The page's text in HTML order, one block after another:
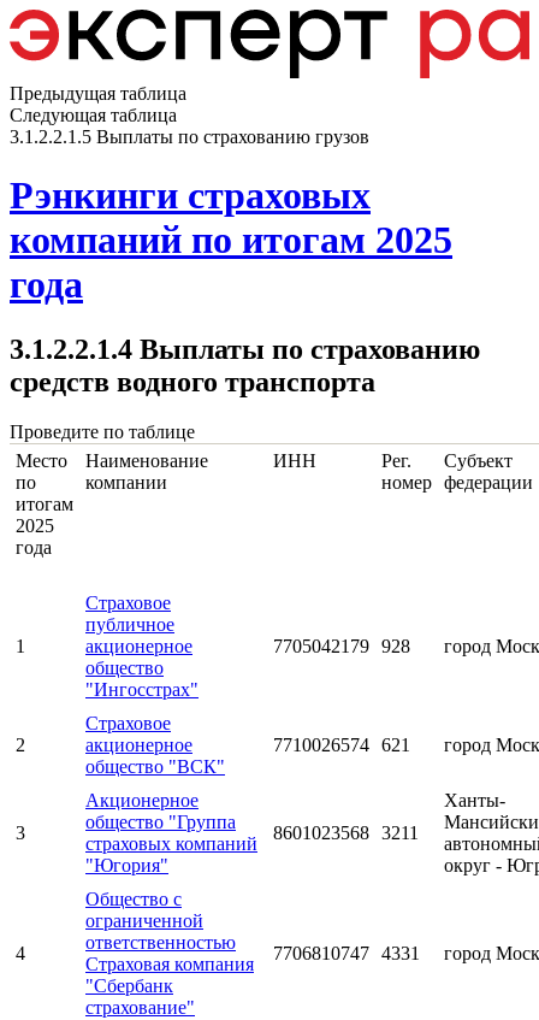
Предыдущая таблица
Следующая таблица
3.1.2.2.1.5 Выплаты по страхованию грузов
Рэнкинги страховых
компаний по итогам 2025
года
3.1.2.2.1.4 Выплаты по страхованию
средств водного транспорта
Проведите по таблице
Место
по
итогам
2025
года
Наименование
компании
ИНН
Рег.
номер
Субъект
федерации
1
Страховое
публичное
акционерное
общество
"Ингосстрах"
7705042179 928 город
2
Страховое
акционерное
общество "ВСК"
7710026574 621 город
3
Акционерное
общество "Группа
страховых компаний
"Югория"
8601023568 3211
Ханты-
округ -
4
Общество с
ограниченной
ответственностью
Страховая компания
"Сбербанк
страхование"
7706810747 4331 город